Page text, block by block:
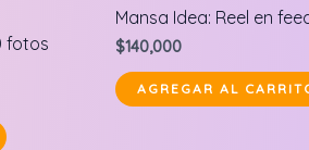
fotos
Valorado
en
0
de
Mansa Idea: Reel en
$140,000
AGREGAR AL